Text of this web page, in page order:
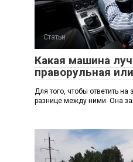
Статьи
Какая машина
праворульная
Для того, чтобы ответить на
разнице между ними. Она